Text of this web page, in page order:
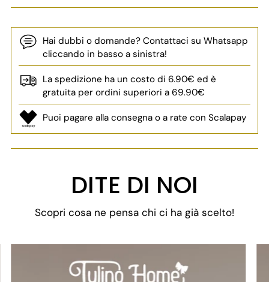
Hai dubbi o domande? Contattaci su Whatsapp
cliccando in basso a sinistra!
La spedizione ha un costo di 6.90€ ed è
gratuita per ordini superiori a 69.90€
Puoi pagare alla consegna o a rate con Scalapay
carrello...
DITE DI NOI
Scopri cosa ne pensa chi ci ha già scelto!